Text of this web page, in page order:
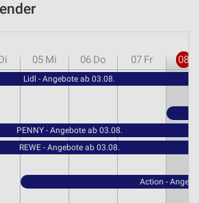
05 Mi 06 Do 07 Fr 08
Lidl - Angebote ab 03.08.
PENNY - Angebote ab 03.08.
REWE - Angebote ab 03.08.
Action -